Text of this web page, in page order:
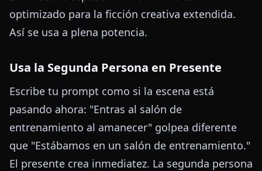
optimizado para la ficción creativa extendida.
Así se usa a plena potencia.
Usa la Segunda Persona en Presente
Escribe tu prompt como si la escena está
pasando ahora: "Entras al salón de
entrenamiento al amanecer" golpea diferente
que "Estábamos en un salón de entrenamiento."
El presente crea inmediatez. La segunda persona